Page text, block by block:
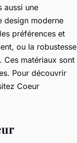
aussi une
design moderne
préférences et
ou la robustesse
matériaux sont
Pour découvrir
Coeur